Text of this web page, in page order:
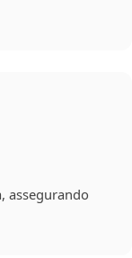
assegurando